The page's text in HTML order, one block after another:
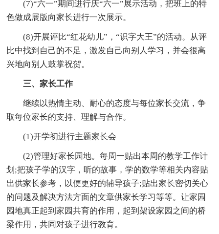
(7)“六一”期间进行庆“六一”展示活动，把班上的特
色做成展版向家长进行一次展示。
(8)开展评比“红花幼儿”，“识字大王”的活动。从评
比中找到自己的不足，激发自己向别人学习，并会很高
兴地向别人鼓掌祝贺。
三、家长工作
继续以热情主动、耐心的态度与每位家长交流，争
取每位家长的支持、理解与合作。
(1)开学初进行主题家长会
(2)管理好家长园地。每周一贴出本周的教学工作计
划;把孩子学的汉字，听的故事，学的数学等相关内容贴
出供家长参考，以便更好的辅导孩子;贴出家长密切关心
的问题及解决方法方面的文章供家长学习等等。让家园
园地真正起到家园共育的作用，起到架设家园之间的桥
梁作用，共同对孩子进行教育。